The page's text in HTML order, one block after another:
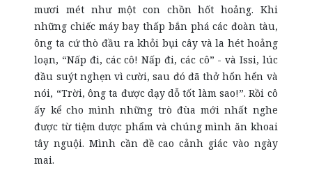
mươi mét như một con chồn hốt hoảng. Khi
những chiếc máy bay thấp bắn phá các đoàn tàu,
ông ta cứ thò đầu ra khỏi bụi cây và la hét hoảng
loạn, “Nấp đi, các cô! Nấp đi, các cô” - và Issi, lúc
đầu suýt nghẹn vì cười, sau đó đã thở hổn hển và
nói, “Trời, ông ta được dạy dỗ tốt làm sao!”. Rồi cô
ấy kể cho mình những trò đùa mới nhất nghe
được từ tiệm dược phẩm và chúng mình ăn khoai
tây nguội. Mình cần đề cao cảnh giác vào ngày
mai.